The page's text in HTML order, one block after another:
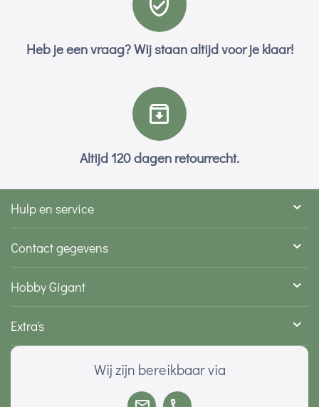
Heb je een vraag? Wij staan altijd voor je klaar!
Altijd 120 dagen retourrecht.
Hulp en service
Contact gegevens
Hobby Gigant
Extra's
Wij zijn bereikbaar via